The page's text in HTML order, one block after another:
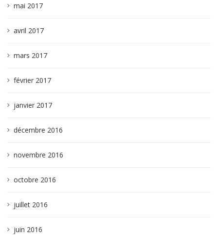
mai 2017
avril 2017
mars 2017
février 2017
janvier 2017
décembre 2016
novembre 2016
octobre 2016
juillet 2016
juin 2016